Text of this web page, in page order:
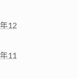
12
11